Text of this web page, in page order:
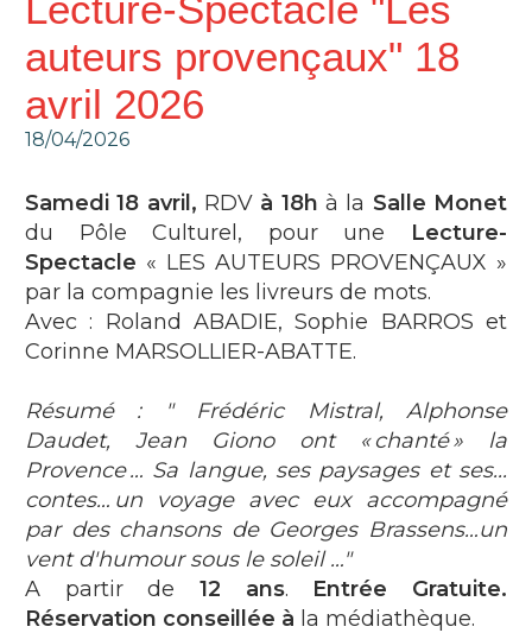
auteurs provençaux" 18
avril 2026
18/04/2026
Samedi 18 avril, RDV à 18h à la Salle Monet
du Pôle Culturel, pour une Lecture-
Spectacle « LES AUTEURS PROVENÇAUX »
par la compagnie les livreurs de mots.
Avec : Roland ABADIE, Sophie BARROS et
Corinne MARSOLLIER-ABATTE.
Résumé : " Frédéric Mistral, Alphonse
Daudet, Jean Giono ont «chanté» la
Provence… Sa langue, ses paysages et ses...
contes… un voyage avec eux accompagné
par des chansons de Georges Brassens…un
vent d'humour sous le soleil …"
A partir de 12 ans. Entrée Gratuite.
Réservation conseillée à la médiathèque.